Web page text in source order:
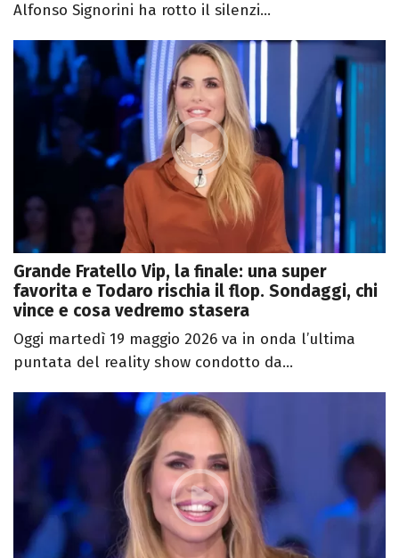
Alfonso Signorini ha rotto il silenzi...
Grande Fratello Vip, la finale: una super
favorita e Todaro rischia il flop. Sondaggi, chi
vince e cosa vedremo stasera
Oggi martedì 19 maggio 2026 va in onda l’ultima
puntata del reality show condotto da...